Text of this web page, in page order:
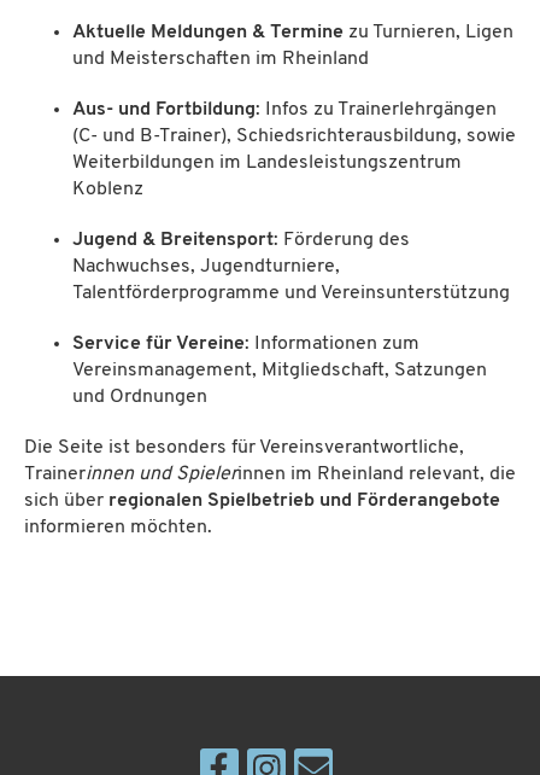
Aktuelle Meldungen & Termine zu Turnieren, Ligen
und Meisterschaften im Rheinland
Aus- und Fortbildung: Infos zu Trainerlehrgängen
(C- und B-Trainer), Schiedsrichterausbildung, sowie
Weiterbildungen im Landesleistungszentrum
Koblenz
Jugend & Breitensport: Förderung des
Nachwuchses, Jugendturniere,
Talentförderprogramme und Vereinsunterstützung
Service für Vereine: Informationen zum
Vereinsmanagement, Mitgliedschaft, Satzungen
und Ordnungen
Die Seite ist besonders für Vereinsverantwortliche,
Trainerinnen und Spielerinnen im Rheinland relevant, die
sich über regionalen Spielbetrieb und Förderangebote
informieren möchten.